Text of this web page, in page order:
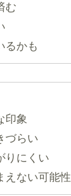
む
るかも
印象
づらい
りにくい
えない可能性